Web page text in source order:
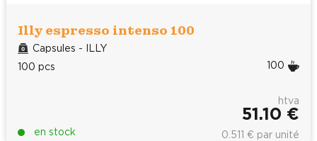
Illy espresso intenso 100
Capsules - ILLY
100 pcs
100
en stock
htva
51.10 €
0.511 € par unité